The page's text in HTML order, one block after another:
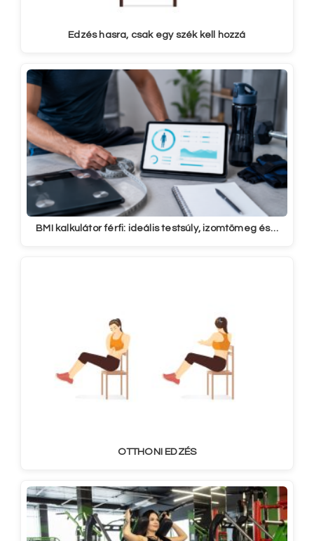
Edzés hasra, csak egy szék kell hozzá
BMI kalkulátor férfi: ideális testsúly, izomtömeg és…
OTTHONI EDZÉS